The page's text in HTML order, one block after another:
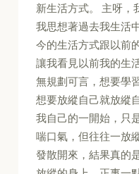
新生活方式。 主呀，
我思想著過去我生活
今的生活方式跟以前
讓我看見以前我的生
無規劃可言，想要學
想要放縱自己就放縱
我自己的一開始，只
喘口氣，但往往一放
發散開來，結果真的